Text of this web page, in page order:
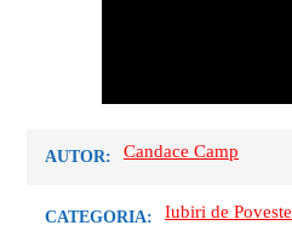
AUTOR: Candace Camp
CATEGORIA: Iubiri de Poveste